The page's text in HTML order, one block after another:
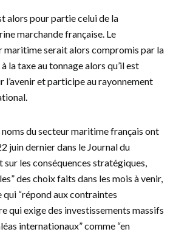
alors pour partie celui de la
marchande française. Le
maritime serait alors compromis par la
la taxe au tonnage alors qu’il est
l’avenir et participe au rayonnement
noms du secteur maritime français ont
juin dernier dans le Journal du
sur les conséquences stratégiques,
des choix faits dans les mois à venir,
“répond aux contraintes
qui exige des investissements massifs
internationaux” comme “en